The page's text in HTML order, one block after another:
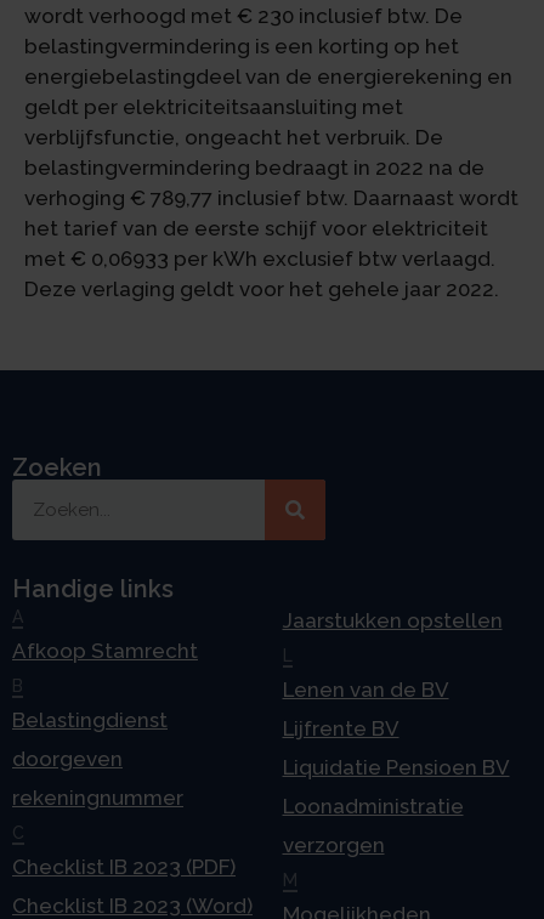
wordt verhoogd met € 230 inclusief btw. De
belastingvermindering is een korting op het
energiebelastingdeel van de energierekening en
geldt per elektriciteitsaansluiting met
verblijfsfunctie, ongeacht het verbruik. De
belastingvermindering bedraagt in 2022 na de
verhoging € 789,77 inclusief btw. Daarnaast wordt
het tarief van de eerste schijf voor elektriciteit
met € 0,06933 per kWh exclusief btw verlaagd.
Deze verlaging geldt voor het gehele jaar 2022.
Zoeken
Handige links
A
Afkoop Stamrecht
B
Belastingdienst
doorgeven
rekeningnummer
C
Checklist IB 2023 (PDF)
Checklist IB 2023 (Word)
Jaarstukken opstellen
L
Lenen van de BV
Lijfrente BV
Liquidatie Pensioen BV
Loonadministratie
verzorgen
M